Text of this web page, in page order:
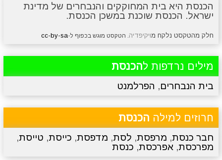
מתכונים טריוויה מגניבים
הכנסת היא בית המחוקקים והנבחרים של מדינת
ישראל. הכנסת שוכנת במשכן הכנסת.
חלק מהטקסט נלקח מויקיפדיה . הטקסט מוגש בכפוף ל-cc-by-sa
מילים נרדפות להכנסת
בית הנבחרים, הפרלמנט
חרוזים למילה הכנסת
חבר כנסת, מרפסת, לסת, מדפסת, כייסת, טייסת,
מפרכסת, אפרכסת, כנסת